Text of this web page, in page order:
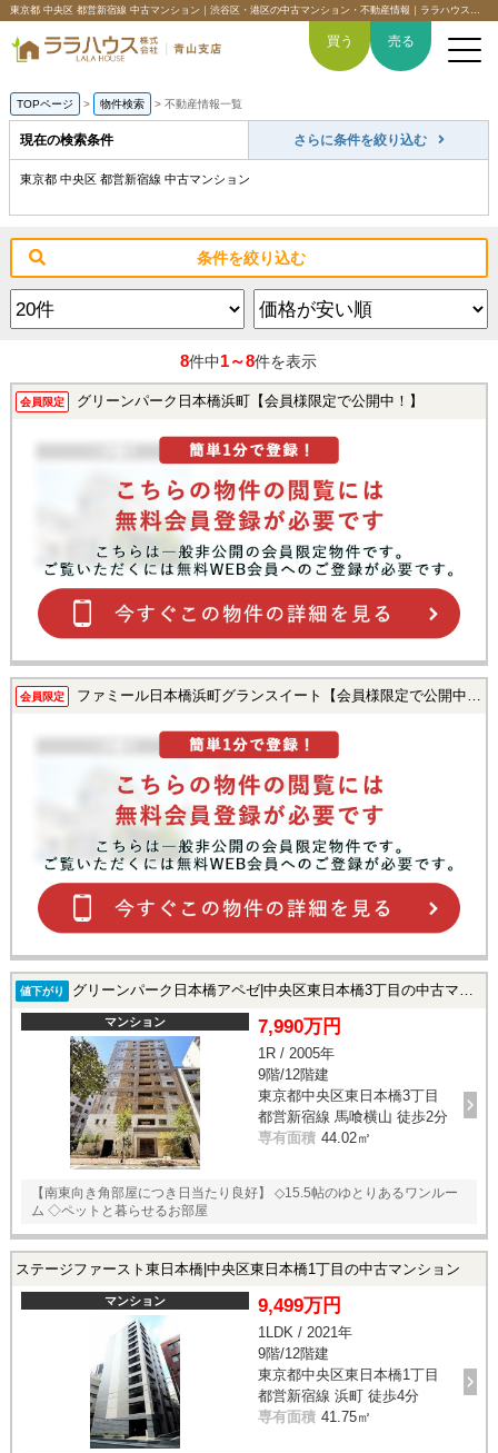
東京都 中央区 都営新宿線 中古マンション｜渋谷区・港区の中古マンション・不動産情報｜ララハウス青山支店
買いたい
売りたい
6つの強み
スタッフ紹介
お客様の声
お知らせ
お問い合わせ
お気に入り物件
買う 売る
TOPページ > 物件検索 > 不動産情報一覧
現在の検索条件 さらに条件を絞り込む
東京都 中央区 都営新宿線 中古マンション
条件を絞り込む
8件中1～8件を表示
会員限定 グリーンパーク日本橋浜町【会員様限定で公開中！】
会員限定 ファミール日本橋浜町グランスイート【会員様限定で公開中！】
値下がり グリーンパーク日本橋アペゼ|中央区東日本橋3丁目の中古マンション
マンション 7,990万円
1R / 2005年
9階/12階建
東京都中央区東日本橋3丁目
都営新宿線 馬喰横山 徒歩2分
専有面積 44.02㎡
【南東向き角部屋につき日当たり良好】 ◇15.5帖のゆとりあるワンルー
ム ◇ペットと暮らせるお部屋
ステージファースト東日本橋|中央区東日本橋1丁目の中古マンション
マンション 9,499万円
1LDK / 2021年
9階/12階建
東京都中央区東日本橋1丁目
都営新宿線 浜町 徒歩4分
専有面積 41.75㎡